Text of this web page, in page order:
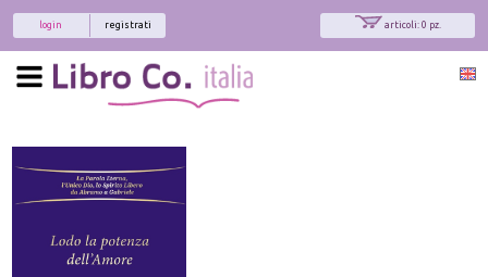
articoli: 0 pz.
registrati
login